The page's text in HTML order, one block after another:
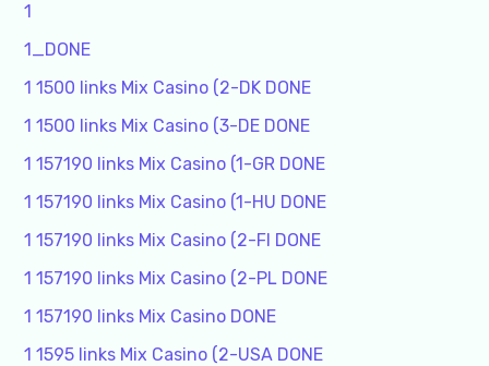
1
1_DONE
1 1500 links Mix Casino (2-DK DONE
1 1500 links Mix Casino (3-DE DONE
1 157190 links Mix Casino (1-GR DONE
1 157190 links Mix Casino (1-HU DONE
1 157190 links Mix Casino (2-FI DONE
1 157190 links Mix Casino (2-PL DONE
1 157190 links Mix Casino DONE
1 1595 links Mix Casino (2-USA DONE